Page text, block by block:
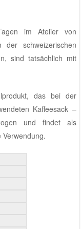
im Atelier von
der schweizerischen
sind tatsächlich mit
das bei der
Kaffeesack –
und findet als